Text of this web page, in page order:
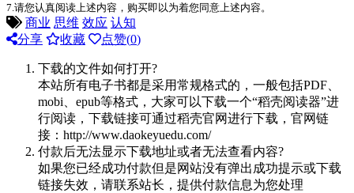
7.请您认真阅读上述内容，购买即以为着您同意上述内容。
商业 思维 效应 认知
分享
收藏 点赞(0)
下载的文件如何打开?
本站所有电子书都是采用常规格式的，一般包括PDF、
mobi、epub等格式，大家可以下载一个“稻壳阅读器”进
行阅读，下载链接可通过稻壳官网进行下载，官网链
接：http://www.daokeyuedu.com/
付款后无法显示下载地址或者无法查看内容?
如果您已经成功付款但是网站没有弹出成功提示或下载
链接失效，请联系站长，提供付款信息为您处理